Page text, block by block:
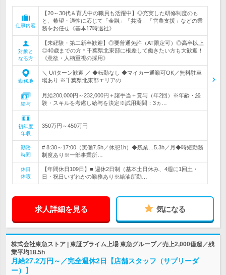
仕事内容
【20～30代＆育児中の職員も活躍中】◎充実した研修制度のも
と、希望・適性に応じて「金融」「共済」「営農支援」などの業
務をお任せ《基本17時退社》
対象と
なる方
【未経験・第二新卒歓迎】◎要普通免許（AT限定可）◎高卒以上
◎40歳までの方＊千葉県北東部に根差して働きたい方も大歓迎！
《意欲・人柄重視の採用》
勤務地
＼ U/Iターン歓迎 ／ ◆転勤なし ◆マイカー通勤可OK／無料駐車
場あり ※千葉県北東部エリアの…
給与
月給200,000円～232,000円＋諸手当＋賞与（年2回）※年齢・経
験・スキルを考慮し給与を決定※試用期間：3ヵ…
初年度
年収
350万円～450万円
勤務
時間
# 8:30～17:00（実働7.5h／休憩1h）◆残業…5.3h／月◆時短勤務
制度あり※一部事業所…
休日
休暇
【年間休日109日】■ 週休2日制（基本土日休み、4週に1回土・
日・祝日いずれかの勤務あり※給油所勤…
求人詳細を見る 気になる
株式会社東急ストア | 東証プライム上場 東急グループ／売上2,000億超／残
業平均18.5h
月給27.2万円～／完全週休2日【店舗スタッフ（サブリーダ
ー）】